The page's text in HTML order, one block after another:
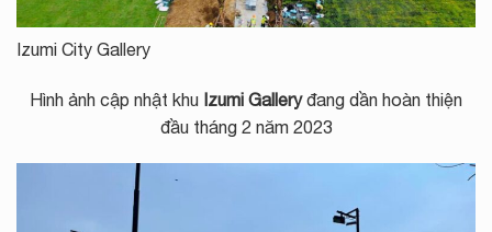
Izumi City Gallery
Hình ảnh cập nhật khu Izumi Galleryđang dần hoàn thiện
đầu tháng 2 năm 2023